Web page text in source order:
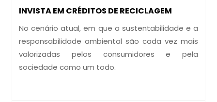
INVISTA EM CRÉDITOS DE RECICLAGEM
No cenário atual, em que a sustentabilidade e a
responsabilidade ambiental são cada vez mais
valorizadas pelos consumidores e pela
sociedade como um todo.